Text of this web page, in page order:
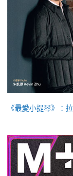
《最愛小提琴》：